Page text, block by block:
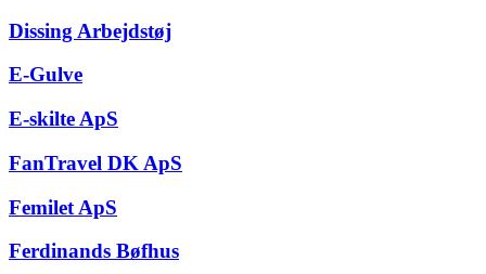
Dissing Arbejdstøj
E-Gulve
E-skilte ApS
FanTravel DK ApS
Femilet ApS
Ferdinands Bøfhus